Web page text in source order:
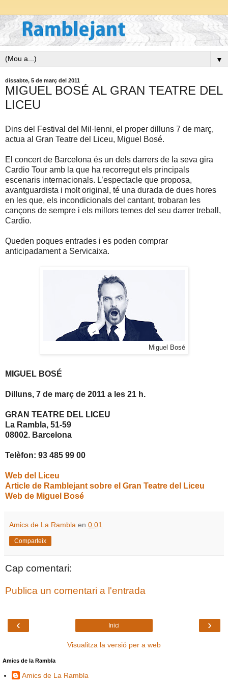
▼
dissabte, 5 de març del 2011
MIGUEL BOSÉ AL GRAN TEATRE DEL
LICEU
Dins del Festival del Mil·lenni, el proper dilluns 7 de març,
actua al Gran Teatre del Liceu, Miguel Bosé.
El concert de Barcelona és un dels darrers de la seva gira
Cardio Tour amb la que ha recorregut els principals
escenaris internacionals. L’espectacle que proposa,
avantguardista i molt original, té una durada de dues hores
en les que, els incondicionals del cantant, trobaran les
cançons de sempre i els millors temes del seu darrer treball,
Cardio.
Queden poques entrades i es poden comprar
anticipadament a Servicaixa.
Miguel Bosé
MIGUEL BOSÉ
Dilluns, 7 de març de 2011 a les 21 h.
GRAN TEATRE DEL LICEU
La Rambla, 51-59
08002. Barcelona
Telèfon: 93 485 99 00
Web del Liceu
Article de Ramblejant sobre el Gran Teatre del Liceu
Web de Miguel Bosé
Amics de La Rambla en 0:01
Comparteix
Cap comentari:
Publica un comentari a l'entrada
‹ ›
Inici
Visualitza la versió per a web
Amics de la Rambla
Amics de La Rambla